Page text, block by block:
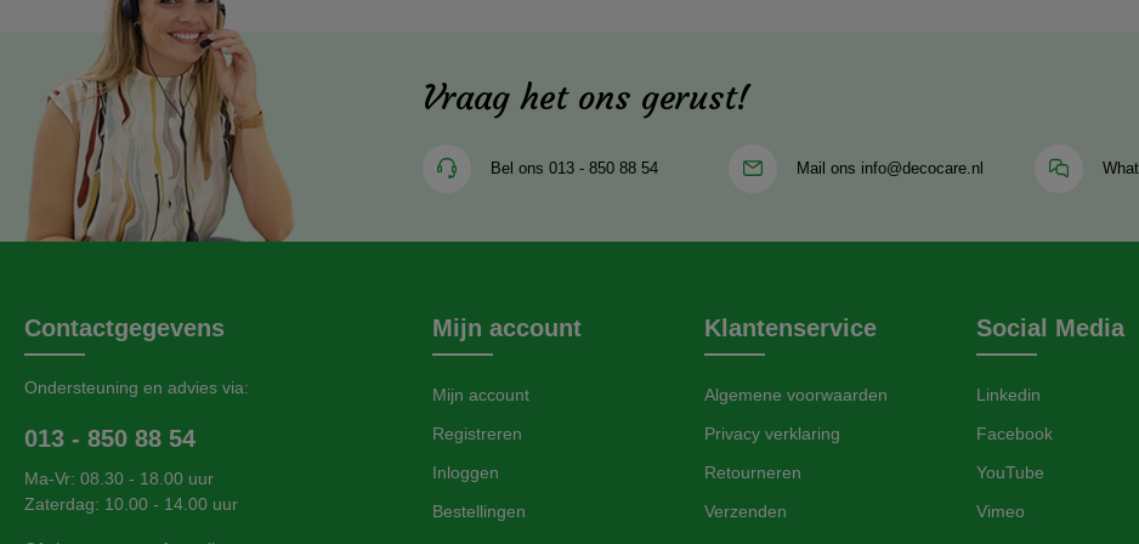
Vraag het ons gerust!
Bel ons 013 - 850 88 54 Mail ons info@decocare.nl
Contactgegevens
Ondersteuning en advies via:
013 - 850 88 54
Ma-Vr: 08.30 - 18.00 uur
Zaterdag: 10.00 - 14.00 uur
Mijn account
Mijn account
Registreren
Inloggen
Bestellingen
Klantenservice
Algemene voorwaarden
Privacy verklaring
Retourneren
Verzenden
Social Media
Linkedin
Facebook
YouTube
Vimeo